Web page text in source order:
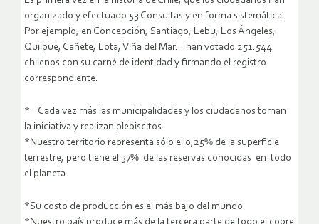
organizado y efectuado 53 Consultas y en forma sistemática.
Por ejemplo, en Concepción, Santiago, Lebu, Los Ángeles,
Quilpue, Cañete, Lota, Viña del Mar… han votado 251.544
chilenos con su carné de identidad y firmando el registro
correspondiente.
* Cada vez más las municipalidades y los ciudadanos toman
la iniciativa y realizan plebiscitos.
*Nuestro territorio representa sólo el 0,25% de la superficie
terrestre, pero tiene el 37% de las reservas conocidas en todo
el planeta.
*Su costo de producción es el más bajo del mundo.